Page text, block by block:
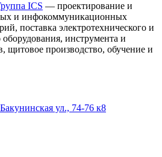
ICS — проектирование и
и инфокоммуникационных
поставка электротехнического и
инструмента и
щитовое производство, обучение и
Бакунинская ул., 74-76 к8